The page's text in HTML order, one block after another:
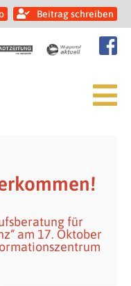
Beitrag schreiben
für
am 17. Oktober